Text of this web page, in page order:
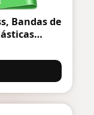
Bandas de
Agradable
de Español